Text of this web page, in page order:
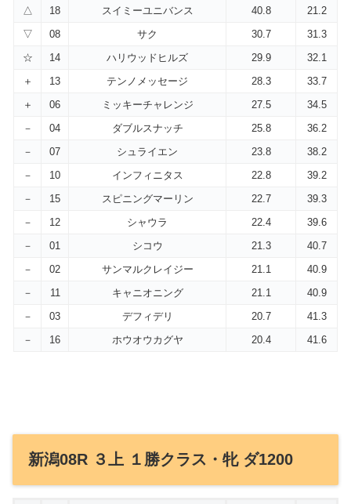
△
18 スイミーユニバンス 40.8
21.2
▽
08 サク 30.7
31.3
☆
14 ハリウッドヒルズ 29.9
32.1
＋
13 テンノメッセージ 28.3
33.7
＋
06 ミッキーチャレンジ 27.5
34.5
－
04 ダブルスナッチ 25.8
36.2
－
07 シュライエン 23.8
38.2
－
10 インフィニタス 22.8
39.2
－
15 スピニングマーリン 22.7
39.3
－
12 シャウラ 22.4
39.6
－
01 シコウ 21.3
40.7
－
02 サンマルクレイジー 21.1
40.9
－
11 キャニオニング 21.1
40.9
－
03 デフィデリ 20.7
41.3
－
16 ホウオウカグヤ 20.4 41.6
新潟08R ３上 １勝クラス・牝 ダ1200